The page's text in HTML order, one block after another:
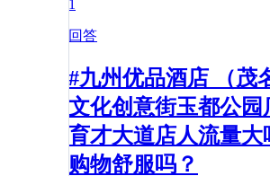
1
回答
#九州优品酒店 （茂
文化创意街玉都公园
育才大道店人流量
购物舒服吗？